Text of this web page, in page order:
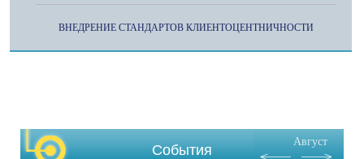
ВНЕДРЕНИЕ СТАНДАРТОВ КЛИЕНТОЦЕНТНИЧНОСТИ
События
Август